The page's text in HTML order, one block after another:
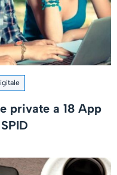
private a 18 App